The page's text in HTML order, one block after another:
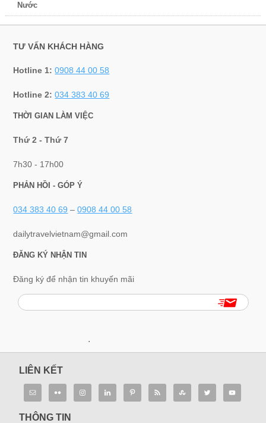
Nước
TƯ VẤN KHÁCH HÀNG
Hotline 1:0908 44 00 58
Hotline 2:034 383 40 69
THỜI GIAN LÀM VIỆC
Thứ 2 - Thứ 7
7h30 - 17h00
PHẢN HỒI - GÓP Ý
034 383 40 69 –0908 44 00 58
dailytravelvietnam@gmail.com
ĐĂNG KÝ NHẬN TIN
Đăng ký để nhận tin khuyến mãi
.
LIÊN KẾT
THÔNG TIN